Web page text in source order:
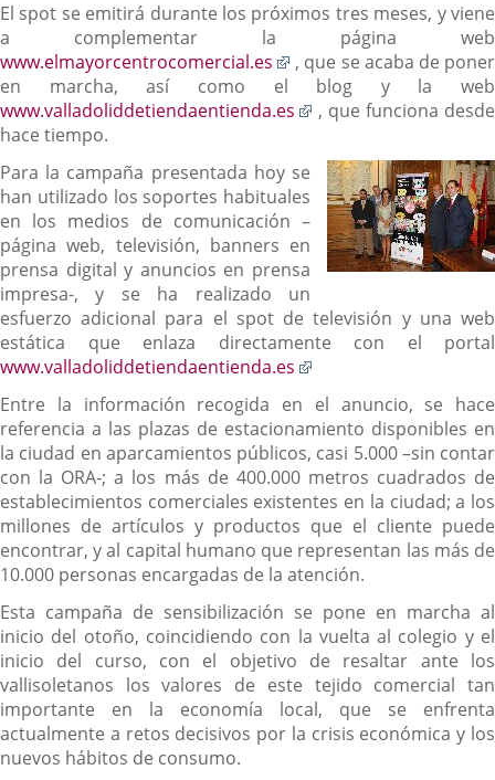
El spot se emitirá durante los próximos tres meses, y viene
a complementar la página web
www.elmayorcentrocomercial.es
Enlace
una
externa.
, que se acaba de poner
en marcha, así como el blog y la web
www.valladoliddetiendaentienda.es
Enlace
una
aplicación
externa.
, que funciona desde
hace tiempo.
Para la campaña presentada hoy se
han utilizado los soportes habituales
en los medios de comunicación –
página web, televisión, banners en
prensa digital y anuncios en prensa
impresa-, y se ha realizado un
esfuerzo adicional para el spot de televisión y una web
estática que enlaza directamente con el portal
www.valladoliddetiendaentienda.es
una
aplicación
externa.
Entre la información recogida en el anuncio, se hace
referencia a las plazas de estacionamiento disponibles en
la ciudad en aparcamientos públicos, casi 5.000 –sin contar
con la ORA-; a los más de 400.000 metros cuadrados de
establecimientos comerciales existentes en la ciudad; a los
millones de artículos y productos que el cliente puede
encontrar, y al capital humano que representan las más de
10.000 personas encargadas de la atención.
Esta campaña de sensibilización se pone en marcha al
inicio del otoño, coincidiendo con la vuelta al colegio y el
inicio del curso, con el objetivo de resaltar ante los
vallisoletanos los valores de este tejido comercial tan
importante en la economía local, que se enfrenta
actualmente a retos decisivos por la crisis económica y los
nuevos hábitos de consumo.